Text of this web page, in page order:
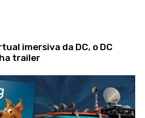
imersiva da DC, o DC
trailer